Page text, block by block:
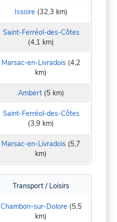
Issoire (32,3 km)
Saint-Ferréol-des-Côtes
(4,1 km)
Marsac-en-Livradois (4,2
km)
Ambert(5 km)
Saint-Ferréol-des-Côtes
(3,9 km)
Marsac-en-Livradois (5,7
km)
Transport / Loisirs
Chambon-sur-Dolore (5,5
km)